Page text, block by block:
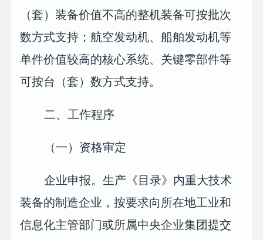
（套）装备价值不高的整机装备可按批次
数方式支持；航空发动机、船舶发动机等
单件价值较高的核心系统、关键零部件等
可按台（套）数方式支持。
二、工作程序
（一）资格审定
企业申报。生产《目录》内重大技术
装备的制造企业，按要求向所在地工业和
信息化主管部门或所属中央企业集团提交